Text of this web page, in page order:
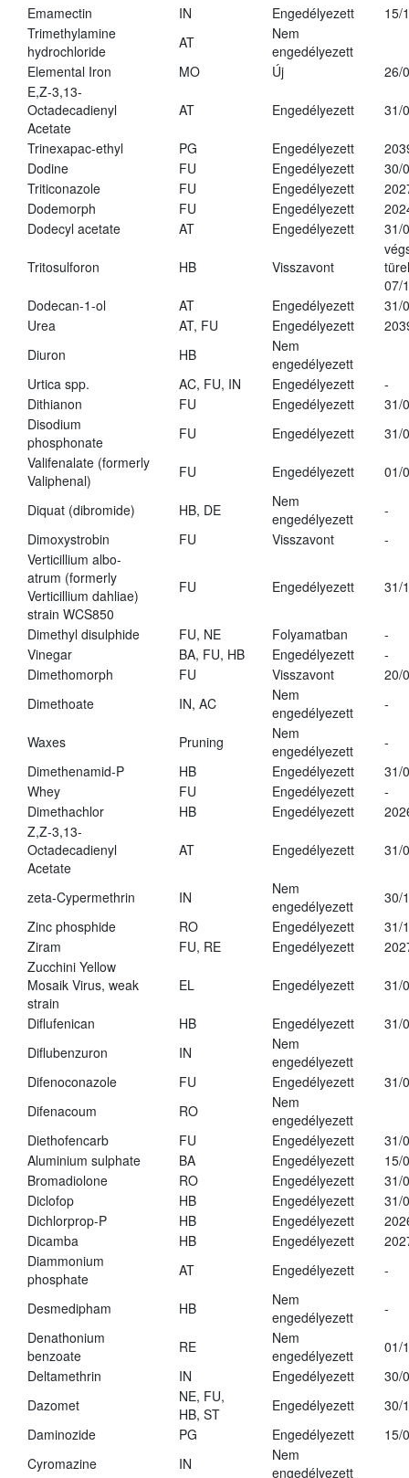
Emamectin
IN Engedélyezett
15/
Trimethylamine
hydrochloride
AT
Nem
engedélyezett
Elemental Iron
MO Új
26/
E,Z-3,13-
Octadecadienyl
Acetate
AT Engedélyezett 31/
Trinexapac-ethyl PG Engedélyezett
Dodine
FU Engedélyezett
30/
Triticonazole
FU Engedélyezett
Dodemorph
FU Engedélyezett
Dodecyl acetate
AT Engedélyezett 31/
Tritosulforon HB Visszavont
07/
Dodecan-1-ol
AT Engedélyezett
31/
Urea
AT, FU Engedélyezett
Diuron
HB
Nem
engedélyezett
Urtica spp.
AC, FU, IN Engedélyezett
-
Dithianon
FU Engedélyezett
31/
Disodium
phosphonate
FU Engedélyezett
31/
Valifenalate (formerly
Valiphenal)
FU Engedélyezett 01/
Diquat (dibromide) HB, DE
Nem
engedélyezett
-
Dimoxystrobin
FU Visszavont
-
Verticillium albo-
atrum (formerly
Verticillium dahliae)
strain WCS850
FU Engedélyezett 31/
Dimethyl disulphide FU, NE Folyamatban
-
Vinegar
BA, FU, HB Engedélyezett
-
Dimethomorph
FU Visszavont
20/
Dimethoate
IN, AC
Nem
engedélyezett
-
Waxes Pruning
Nem
engedélyezett
-
Dimethenamid-P
HB Engedélyezett
31/
Whey
FU Engedélyezett
-
Dimethachlor
HB Engedélyezett
Z,Z-3,13-
Octadecadienyl
Acetate
AT Engedélyezett 31/
zeta-Cypermethrin IN
Nem
engedélyezett
30/
Zinc phosphide
RO Engedélyezett
31/
Ziram
FU, RE Engedélyezett
Zucchini Yellow
Mosaik Virus, weak
strain
EL Engedélyezett 31/
Diflufenican HB Engedélyezett
31/
Diflubenzuron
IN
Nem
engedélyezett
Difenoconazole
FU Engedélyezett
31/
Difenacoum
RO
Nem
engedélyezett
Diethofencarb
FU Engedélyezett
31/
Aluminium sulphate
BA Engedélyezett
15/
Bromadiolone
RO Engedélyezett
31/
Diclofop
HB Engedélyezett
31/
Dichlorprop-P
HB Engedélyezett
Dicamba
HB Engedélyezett
Diammonium
phosphate
AT Engedélyezett -
Desmedipham HB
Nem
engedélyezett
-
Denathonium
benzoate
RE
Nem
engedélyezett
01/
Deltamethrin
IN Engedélyezett
30/
Dazomet
NE, FU,
HB, ST
Engedélyezett
30/
Daminozide
PG Engedélyezett
15/
Cyromazine
IN
Nem
engedélyezett